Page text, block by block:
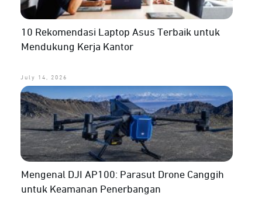
10 Rekomendasi Laptop Asus Terbaik untuk
Mendukung Kerja Kantor
July 14, 2026
Mengenal DJI AP100: Parasut Drone Canggih
untuk Keamanan Penerbangan